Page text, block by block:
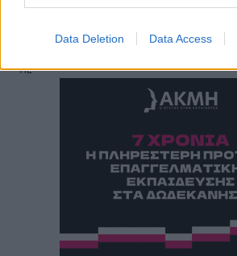
Data Deletion Data Access
28°
ΠΕ